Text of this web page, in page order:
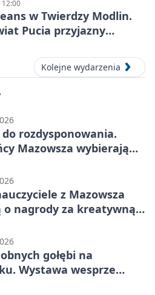
w Twierdzy Modlin.
Pucia przyjazny
Kolejne wydarzenia
do rozdysponowania.
Mazowsza wybierają
z Mazowsza
o nagrody za kreatywną
gołębi na
Wystawa wesprze